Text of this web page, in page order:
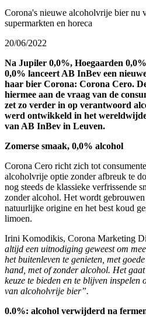
Corona's nieuwe alcoholvrije bier nu
supermarkten en horeca
20/06/2022
Na Jupiler 0,0%, Hoegaarden
0,0% lanceert AB InBev een
haar bier Corona: Corona Cero.
hiermee aan de vraag van de
zet zo verder in op verantwoord
werd ontwikkeld in het
van AB InBev in Leuven.
Zomerse smaak, 0,0% alcohol
Corona Cero richt zich tot
alcoholvrije optie zonder afbreuk te
nog steeds de klassieke verfrissende
zonder alcohol. Het wordt
natuurlijke origine en het best koud
limoen. ​
Irini Komodikis, Corona Marketing
altijd een uitnodiging geweest om
het buitenleven te genieten, met
hand, met of zonder alcohol. Het
keuze te bieden en te blijven inspelen
van alcoholvrije bier”.
0.0%: alcohol verwijderd na